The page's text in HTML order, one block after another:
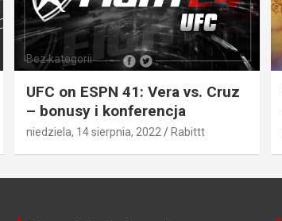
Bez kategorii
UFC on ESPN 41: Vera vs. Cruz
– bonusy i konferencja
niedziela, 14 sierpnia, 2022 Rabittt